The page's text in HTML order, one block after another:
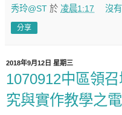
秀玲@ST 於 凌晨1:17 沒
分享
2018年9月12日 星期三
1070912中區領
究與實作教學之